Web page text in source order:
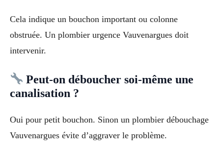
Cela indique un bouchon important ou colonne
obstruée. Un plombier urgence Vauvenargues doit
intervenir.
Peut-on déboucher soi-même une
canalisation ?
Oui pour petit bouchon. Sinon un plombier débouchage
Vauvenargues évite d’aggraver le problème.